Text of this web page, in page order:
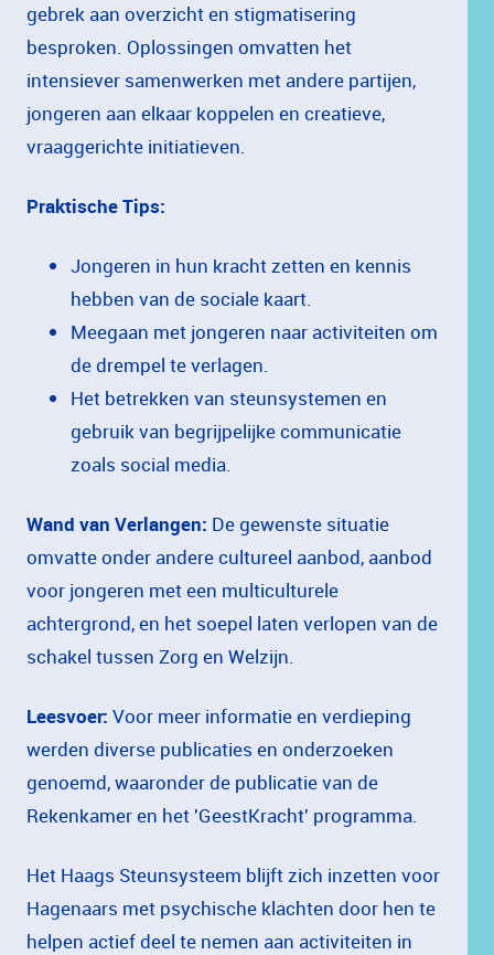
gebrek aan overzichten stigmatisering
besproken. Oplossingen omvatten het
intensiever samenwerken met andere partijen,
jongeren aan elkaar koppelen en creatieve,
vraaggerichte initiatieven.
PraktischeTips:
Jongeren in hun krachtzetten en kennis
hebben van de sociale kaart.
Meegaan met jongeren naar activiteiten om
dedrempel teverlagen.
Het betrekken van steunsystemen en
gebruikvan begrijpelijkecommunicatie
zoals social media.
Wand van Verlangen: De gewenste situatie
omvatteonder anderecultureel aanbod, aanbod
voor jongeren meteen multiculturele
achtergrond,en het soepel laten verlopen van de
schakel tussen Zorg en Welzijn.
Leesvoer: Voor meer informatieen verdieping
werden diverse publicaties en onderzoeken
genoemd,waaronderde publicatievan de
Rekenkameren het 'GeestKracht' programma.
Het Haags Steunsysteem blijftzich inzetten voor
Hagenaars met psychische klachten door hen te
helpen actiefdeel te nemen aan activiteiten in